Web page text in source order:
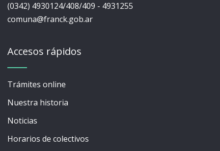
(0342) 4930124/408/409 - 4931255
comuna@franck.gob.ar
Accesos rápidos
Trámites online
Nuestra historia
Noticias
Horarios de colectivos